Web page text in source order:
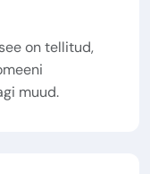
on tellitud,
muud.